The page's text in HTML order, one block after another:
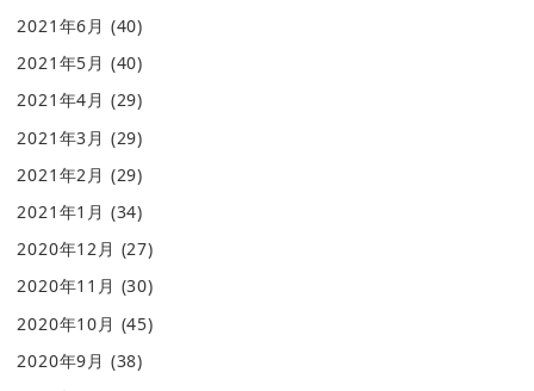
2021年6月 (40)
2021年5月 (40)
2021年4月 (29)
2021年3月 (29)
2021年2月 (29)
2021年1月 (34)
2020年12月 (27)
2020年11月 (30)
2020年10月 (45)
2020年9月 (38)